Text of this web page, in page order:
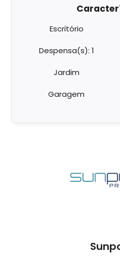
Escritório
Despensa(s): 1
Jardim
Garagem